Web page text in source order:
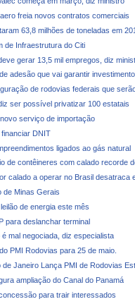
freia novos contratos comerciais
63,8 milhões de toneladas em
de Infraestrutura do Citi
gerar 13,5 mil empregos, diz
adesão que vai garantir
de rodovias federais que
ser possível privatizar 100 estatais
serviço de importação
DNIT
ligados ao gás natural
de contêineres com calado recorde
calado a operar no Brasil desatraca
de Minas Gerais
de energia este mês
para deslanchar terminal
mal negociada, diz especialista
PMI Rodovias para 25 de maio.
Janeiro Lança PMI de Rodovias
ampliação do Canal do Panamá
para trair interessados